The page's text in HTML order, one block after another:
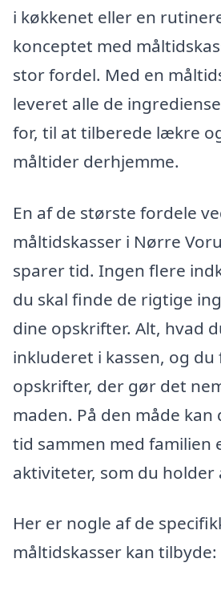
i køkkenet eller en
konceptet med
stor fordel. Med en
leveret alle de
for, til at tilberede lækre
måltider derhjemme.
En af de største fordele
måltidskasser i Nørre
sparer tid. Ingen flere
du skal finde de rigtige
dine opskrifter. Alt, hvad
inkluderet i kassen, og du
opskrifter, der gør det
maden. På den måde
tid sammen med familien
aktiviteter, som du holder
Her er nogle af de
måltidskasser kan tilbyde: